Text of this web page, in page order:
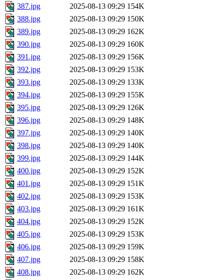
387.jpg
2025-08-13 09:29 154K
388.jpg
2025-08-13 09:29 150K
389.jpg
2025-08-13 09:29 162K
390.jpg
2025-08-13 09:29 160K
391.jpg
2025-08-13 09:29 156K
392.jpg
2025-08-13 09:29 153K
393.jpg
2025-08-13 09:29 133K
394.jpg
2025-08-13 09:29 155K
395.jpg
2025-08-13 09:29 126K
396.jpg
2025-08-13 09:29 148K
397.jpg
2025-08-13 09:29 140K
398.jpg
2025-08-13 09:29 140K
399.jpg
2025-08-13 09:29 144K
400.jpg
2025-08-13 09:29 152K
401.jpg
2025-08-13 09:29 151K
402.jpg
2025-08-13 09:29 153K
403.jpg
2025-08-13 09:29 161K
404.jpg
2025-08-13 09:29 152K
405.jpg
2025-08-13 09:29 153K
406.jpg
2025-08-13 09:29 159K
407.jpg
2025-08-13 09:29 158K
408.jpg
2025-08-13 09:29 162K